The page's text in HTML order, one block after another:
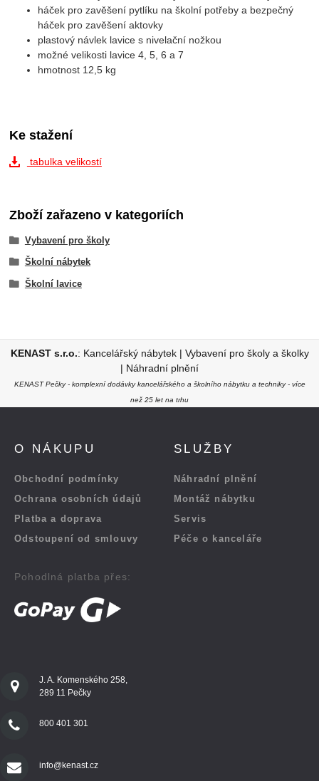
háček pro zavěšení pytlíku na školní potřeby a bezpečný
háček pro zavěšení aktovky
plastový návlek lavice s nivelační nožkou
možné velikosti lavice 4, 5, 6 a 7
hmotnost 12,5 kg
Ke stažení
tabulka velikostí
Zboží zařazeno v kategoriích
Vybavení pro školy
Školní nábytek
Školní lavice
KENAST s.r.o.: Kancelářský nábytek | Vybavení pro školy a školky
| Náhradní plnění
KENAST Pečky - komplexní dodávky kancelářského a školního nábytku a techniky - více
než 25 let na trhu
O NÁKUPU
Obchodní podmínky
Ochrana osobních údajů
Platba a doprava
Odstoupení od smlouvy
Pohodlná platba přes:
SLUŽBY
Náhradní plnění
Montáž nábytku
Servis
Péče o kanceláře
J. A. Komenského 258,
289 11 Pečky
800 401 301
info@kenast.cz